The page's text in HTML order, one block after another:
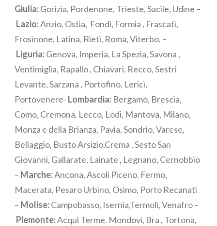
Giulia:Gorizia, Pordenone, Trieste, Sacile, Udine –
Lazio:Anzio, Ostia, Fondi, Formia , Frascati,
Frosinone, Latina, Rieti, Roma, Viterbo, –
Liguria:Genova, Imperia, La Spezia, Savona ,
Ventimiglia, Rapallo , Chiavari, Recco, Sestri
Levante, Sarzana , Portofino, Lerici,
Portovenere- Lombardia: Bergamo, Brescia,
Como, Cremona, Lecco, Lodi, Mantova, Milano,
Monza e della Brianza, Pavia, Sondrio, Varese,
Bellaggio, Busto Arsizio,Crema , Sesto San
Giovanni, Gallarate, Lainate , Legnano, Cernobbio
– Marche:Ancona, Ascoli Piceno, Fermo,
Macerata, Pesaro Urbino, Osimo, Porto Recanati
– Molise:Campobasso, Isernia,Termoli, Venafro –
Piemonte:Acqui Terme. Mondovì, Bra , Tortona,